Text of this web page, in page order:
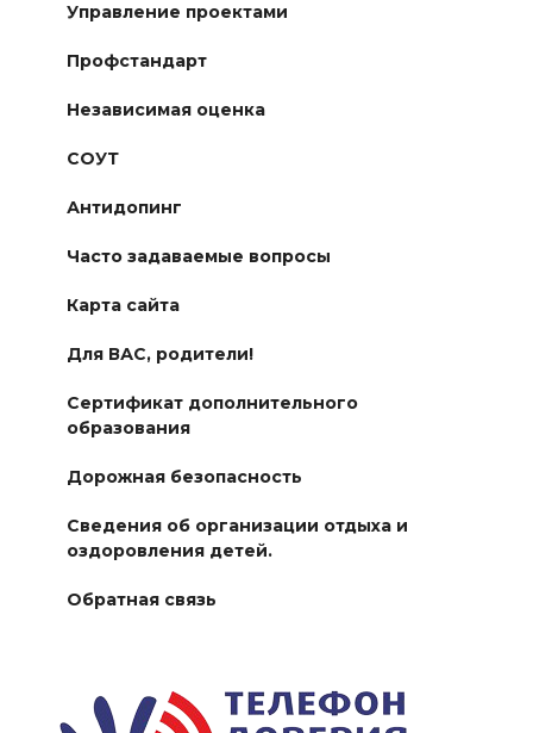
Управление проектами
Профстандарт
Независимая оценка
СОУТ
Антидопинг
Часто задаваемые вопросы
Карта сайта
Для ВАС, родители!
Сертификат дополнительного
образования
Дорожная безопасность
Сведения об организации отдыха и
оздоровления детей.
Обратная связь